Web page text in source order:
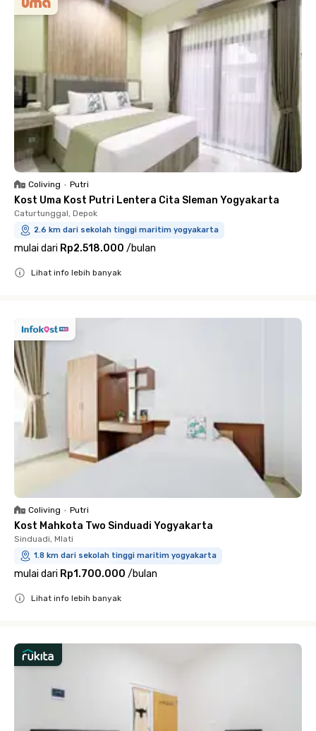
Coliving • Putri
Kost Uma Kost Putri Lentera Cita Sleman Yogyakarta
Caturtunggal, Depok
2.6 km dari sekolah tinggi maritim yogyakarta
mulai dari Rp2.518.000 /bulan
Lihat info lebih banyak
Coliving • Putri
Kost Mahkota Two Sinduadi Yogyakarta
Sinduadi, Mlati
1.8 km dari sekolah tinggi maritim yogyakarta
mulai dari Rp1.700.000 /bulan
Lihat info lebih banyak